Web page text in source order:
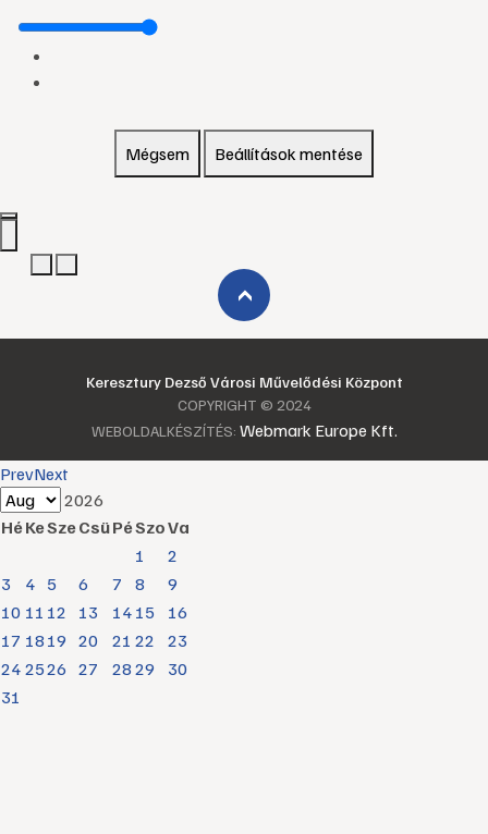
Mégsem Beállítások mentése
›
Keresztury Dezső Városi Művelődési Központ
COPYRIGHT © 2024
WEBOLDALKÉSZÍTÉS: Webmark Europe Kft.
PrevNext
2026
HéKeSzeCsüPéSzoVa
1
2
3
4 5 6 7 8
9
10 11 12 13 14 15
16
17 18 19 20 21 22
23
24 2526 27 28 29
30
31